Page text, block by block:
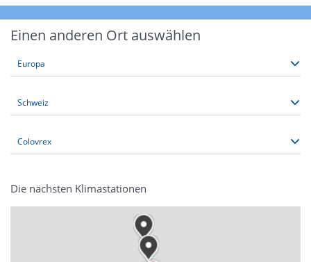
Einen anderen Ort auswählen
Die nächsten Klimastationen